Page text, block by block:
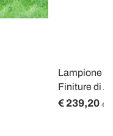
Lampione
Finiture di
€ 239,20 €